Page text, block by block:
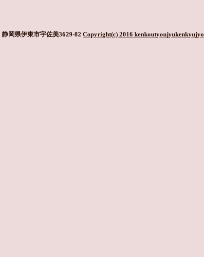
岡県伊東市宇佐美3629-82 Copyright(c) 2016 kenkoutyoujyukenkyujyo